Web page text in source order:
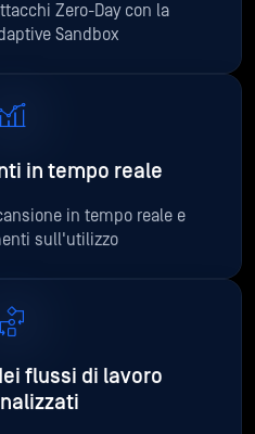
Zero-Day con la
Sandbox
in tempo reale
in tempo reale e
sull'utilizzo
flussi di lavoro